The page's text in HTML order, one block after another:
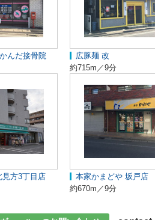
んだ接骨院
広豚麺 改
約715m／9分
見方3丁目店
本家かまどや 坂戸店
約670m／9分